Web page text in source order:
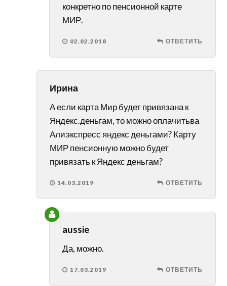
конкретно по пенсионной карте
МИР.
02.02.2018 ОТВЕТИТЬ
Ирина
А если карта Мир будет привязана к
Яндекс.деньгам, то можно оплачитьва
Алиэкспресс яндекс деньгами? Карту
МИР пенсионную можно будет
привязать к Яндекс деньгам?
14.03.2019 ОТВЕТИТЬ
aussie
Да, можно.
17.03.2019 ОТВЕТИТЬ